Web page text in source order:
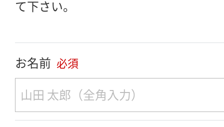
て下さい。
お名前 必須